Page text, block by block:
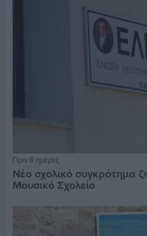
Πριν 8 ημέρες
Νέο σχολικό συγκρότημα
Μουσικό Σχολείο